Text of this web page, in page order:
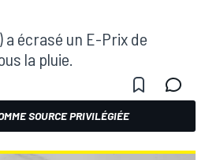
a écrasé un E-Prix de
la pluie.
SOURCE PRIVILÉGIÉE